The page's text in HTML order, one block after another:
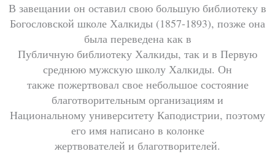
В завещании он оставил свою большую библиотеку в
Богословской школе Халкиды (1857-1893), позже она
была переведена как в
Публичную библиотеку Халкиды, так и в Первую
среднюю мужскую школу Халкиды. Он
также пожертвовал свое небольшое состояние
благотворительным организациям и
Национальному университету Каподистрии, поэтому
его имя написано в колонке
жертвователей и благотворителей.